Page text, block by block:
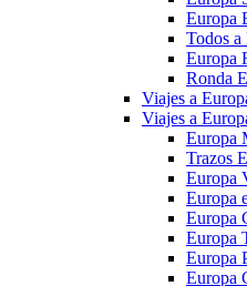
Europa
Todos a
Europa
Ronda
Viajes a
Viajes a
Europa
Trazos
Europa
Europa
Europa
Europa
Europa
Europa